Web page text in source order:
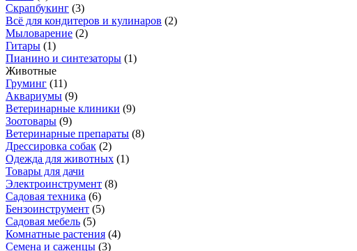
Скрапбукинг (3)
Всё для кондитеров и кулинаров (2)
Мыловарение (2)
Гитары (1)
Пианино и синтезаторы (1)
Животные
Груминг (11)
Аквариумы (9)
Ветеринарные клиники (9)
Зоотовары (9)
Ветеринарные препараты (8)
Дрессировка собак (2)
Одежда для животных (1)
Товары для дачи
Электроинструмент (8)
Садовая техника (6)
Бензоинструмент (5)
Садовая мебель (5)
Комнатные растения (4)
Семена и саженцы (3)